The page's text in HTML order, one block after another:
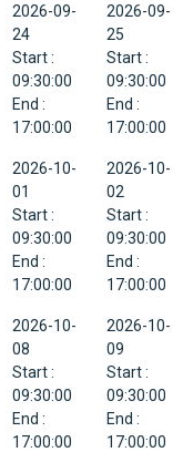
2026-09-
24
Start :
09:30:00
End :
17:00:00
2026-09-
25
Start :
09:30:00
End :
17:00:00
2026-10-
01
Start :
09:30:00
End :
17:00:00
2026-10-
02
Start :
09:30:00
End :
17:00:00
2026-10-
08
Start :
09:30:00
End :
17:00:00
2026-10-
09
Start :
09:30:00
End :
17:00:00